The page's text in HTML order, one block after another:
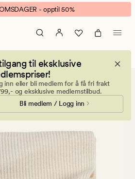
- opptil 50%
til eksklusive
inn eller bli medlem for å få fri frakt
og eksklusive medlemstilbud.
Bli medlem / Logg inn
Luer, votter og skjerf